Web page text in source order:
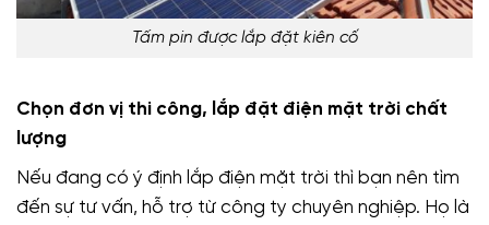
Tấm pin được lắp đặt kiên cố
Chọn đơn vị thi công, lắp đặt điện mặt trời chất
lượng
Nếu đang có ý định lắp điện mặt trời thì bạn nên tìm
đến sự tư vấn, hỗ trợ từ công ty chuyên nghiệp. Họ là